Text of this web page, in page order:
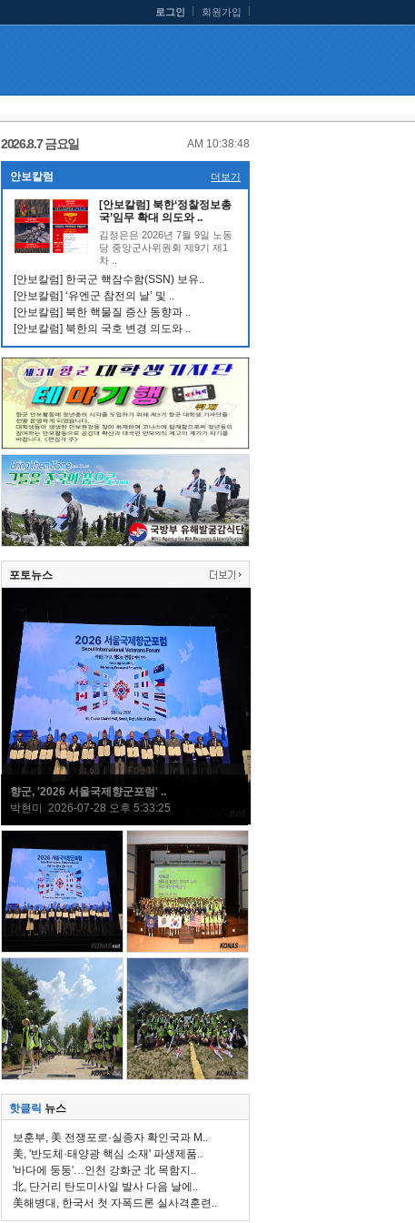
로그인 회원가입
2026.8.7 금요일 AM 10:38:49
안보칼럼 더보기
[안보칼럼] 북한‘정찰정보총
국’임무 확대 의도와 ..
김정은은 2026년 7월 9일 노동
당 중앙군사위원회 제9기 제1
차 ..
[안보칼럼] 한국군 핵잠수함(SSN) 보유..
[안보칼럼] ‘유엔군 참전의 날’ 및 ..
[안보칼럼] 북한 핵물질 증산 동향과 ..
[안보칼럼] 북한의 국호 변경 의도와 ..
포토뉴스
향군, '2026 서울국제향군포럼' ..
박현미 2026-07-28 오후 5:33:25
핫클릭 뉴스
보훈부, 美 전쟁포로·실종자 확인국과 M..
美, '반도체·태양광 핵심 소재' 파생제품..
'바다에 둥둥'…인천 강화군 北 목함지..
北, 단거리 탄도미사일 발사 다음 날에..
美해병대, 한국서 첫 자폭드론 실사격훈련..